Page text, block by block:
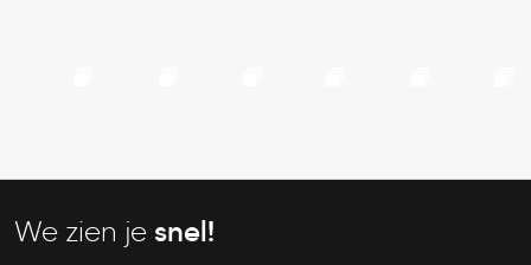
We zien je snel!